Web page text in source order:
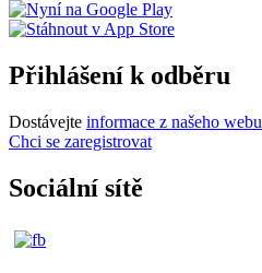
Přihlášení k odběru
Dostávejte informace z našeho webu
Chci se zaregistrovat
Sociální sítě